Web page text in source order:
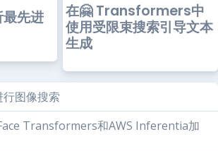
最先进
在🤗 Transformers中
使用受限束搜索引导文本
生成
图像搜索
Transformers和AWS Inferentia加